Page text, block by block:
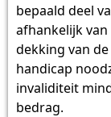
bepaald deel
afhankelijk
dekking van
handicap
invaliditeit
bedrag.